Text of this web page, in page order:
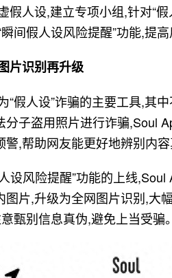
假人设,建立专项小组,针对“
间假人设风险提醒”功能,提
片识别再升级
“假人设”诈骗的主要工具,其
分子盗用照片进行诈骗,Soul
,帮助网友能更好地辨别内
设风险提醒”功能的上线
图片,升级为全网图片识别,大
甄别信息真伪,避免上当受骗